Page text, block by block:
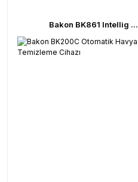
Bakon BK861 Intellig ...